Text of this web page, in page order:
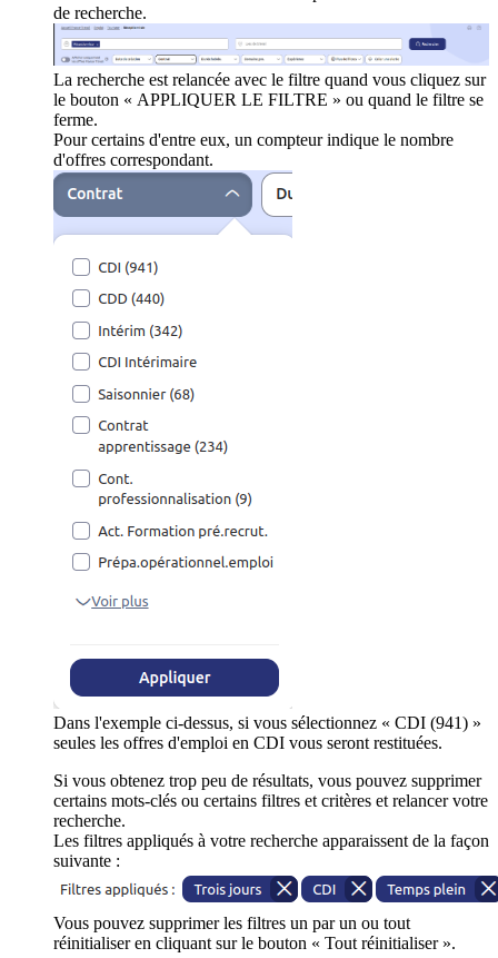
de recherche.
La recherche est relancée avec le filtre quand vous cliquez sur
le bouton « APPLIQUER LE FILTRE » ou quand le filtre se
ferme.
Pour certains d'entre eux, un compteur indique le nombre
d'offres correspondant.
Dans l'exemple ci-dessus, si vous sélectionnez « CDI (941) »
seules les offres d'emploi en CDI vous seront restituées.
Si vous obtenez trop peu de résultats, vous pouvez supprimer
certains mots-clés ou certains filtres et critères et relancer votre
recherche.
Les filtres appliqués à votre recherche apparaissent de la façon
suivante :
Vous pouvez supprimer les filtres un par un ou tout
réinitialiser en cliquant sur le bouton « Tout réinitialiser ».